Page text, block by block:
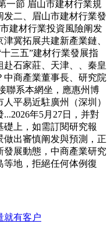
一節 眉山市建材行業規
二、眉山市建材行業發
建材行業投資風險阐发
冀拓展共建新產業鏈、
三五”建材行業發展指
石家莊、天津、、秦皇
商產業董事長、研究院
聯系本網坐，應惠州博
平易近駐廣州（深圳）
年5月27日，并對
上，如需訂閱研究報
出審慎阐发與預測，正
展動態，中商產業研究
等地，拒絕任何体例復
就有客户